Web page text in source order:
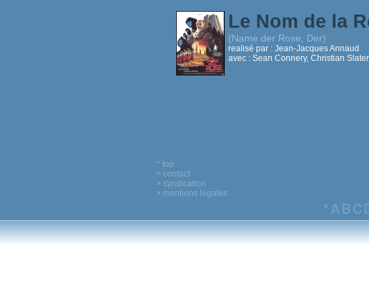
Le Nom de la
(Name der Rose, Der)
realisé par : Jean-Jacques Annaud
avec : Sean Connery, Christian
^ top
> contact
> syndication
> mentions legales
*ABC